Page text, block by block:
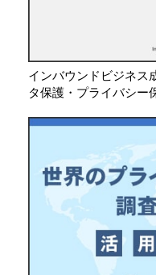
インバウンドビジネス
タ保護・プライバシー